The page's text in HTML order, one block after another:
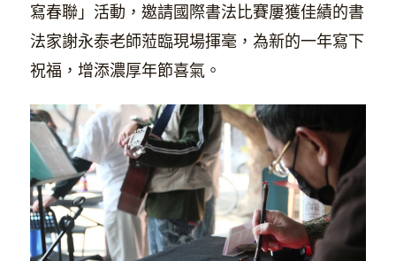
寫春聯」活動，邀請國際書法比賽屢獲佳績的書
法家謝永泰老師蒞臨現場揮毫，為新的一年寫下
祝福，增添濃厚年節喜氣。